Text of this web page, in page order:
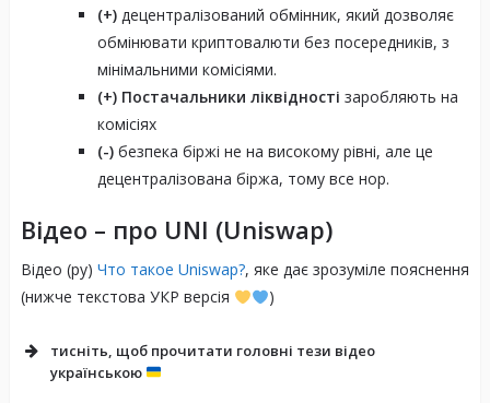
(+)децентралізований обмінник, який дозволяє
обмінювати криптовалюти без посередників, з
мінімальними комісіями.
(+) Постачальники ліквідності заробляють на
комісіях
(-)безпека біржі не на високому рівні, але це
децентралізована біржа, тому все нор.
Відео – про UNI (Uniswap)
Відео (ру) Что такое Uniswap?, яке дає зрозуміле пояснення
(нижче текстова УКР версія
)
тисніть, щоб прочитати головні тези відео
українською